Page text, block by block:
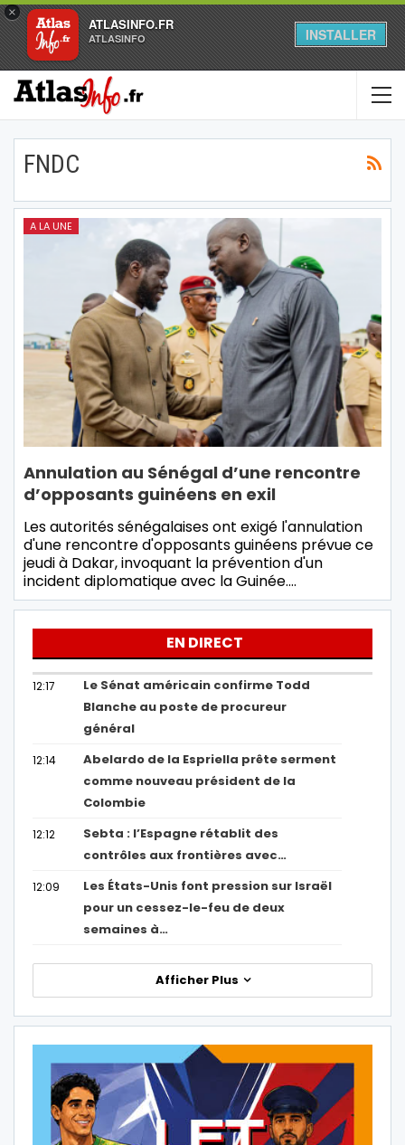
×
ATLASINFO.FR
ATLASINFO INSTALLER
FNDC
A LA UNE
Annulation au Sénégal d’une rencontre
d’opposants guinéens en exil
Les autorités sénégalaises ont exigé l'annulation
d'une rencontre d'opposants guinéens prévue ce
jeudi à Dakar, invoquant la prévention d'un
incident diplomatique avec la Guinée.…
EN DIRECT
12:17
Le Sénat américain confirme Todd
Blanche au poste de procureur
général
12:14
Abelardo de la Espriella prête serment
comme nouveau président de la
Colombie
12:12
Sebta : l’Espagne rétablit des
contrôles aux frontières avec…
12:09
Les États-Unis font pression sur Israël
pour un cessez-le-feu de deux
semaines à…
Afficher Plus